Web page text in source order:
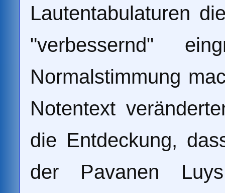
Lautentabulaturen
"verbessernd"
Normalstimmung
Notentext
die Entdeckung,
der Pavanen